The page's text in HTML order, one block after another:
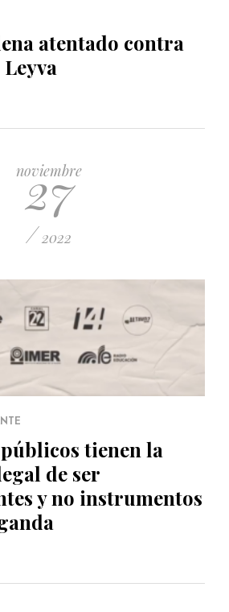
atentado contra
noviembre
27
/ 2022
tienen la
de ser
y no instrumentos